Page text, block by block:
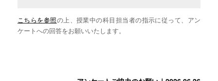
こちらを参照の上、授業中の科目担当者の指示に従って、アン
ケートへの回答をお願いいたします。